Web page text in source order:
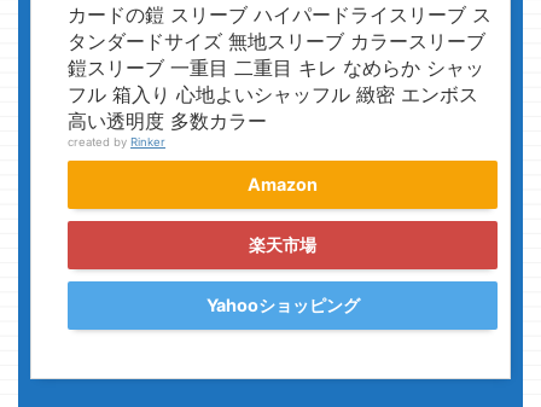
カードの鎧 スリーブ ハイパードライスリーブ ス
タンダードサイズ 無地スリーブ カラースリーブ
鎧スリーブ 一重目 二重目 キレ なめらか シャッ
フル 箱入り 心地よいシャッフル 緻密 エンボス
高い透明度 多数カラー
created by Rinker
Amazon
楽天市場
Yahooショッピング